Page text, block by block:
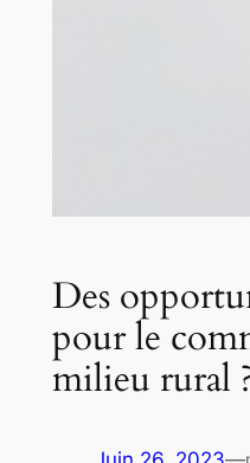
Des
pour le
milieu rural